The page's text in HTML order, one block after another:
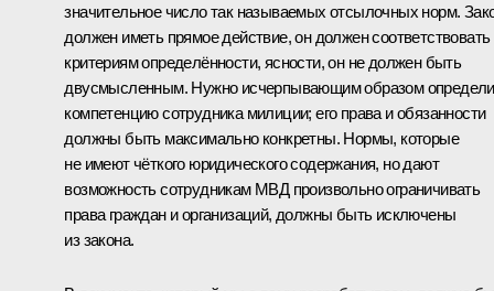
значительное число так называемых отсылочных норм.
должен иметь прямое действие, он должен соответствовать
критериям определённости, ясности, он не должен быть
двусмысленным. Нужно исчерпывающим образом
компетенцию сотрудника милиции; его права и обязанности
должны быть максимально конкретны. Нормы, которые
не имеют чёткого юридического содержания, но дают
возможность сотрудникам МВД произвольно ограничивать
права граждан и организаций, должны быть исключены
из закона.